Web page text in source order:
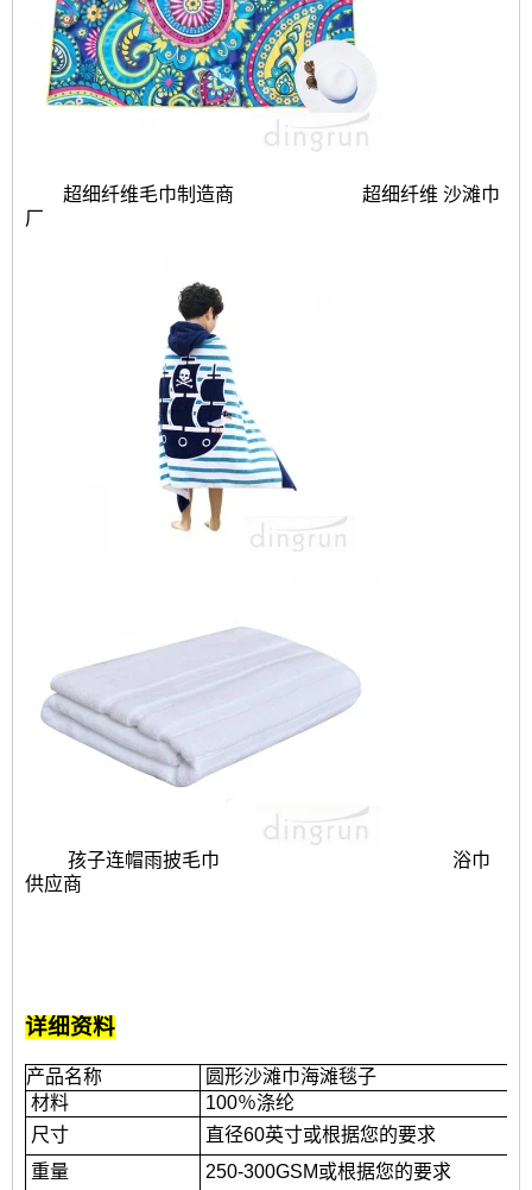
超细纤维毛巾制造商 超细纤维 沙滩巾
厂
孩子连帽雨披毛巾
浴巾
供应商
详细资料
产品名称
圆形沙滩巾海滩毯子
材料
100％涤纶
尺寸
直径60英寸或根据您的要求
重量
250-300GSM或根据您的要求